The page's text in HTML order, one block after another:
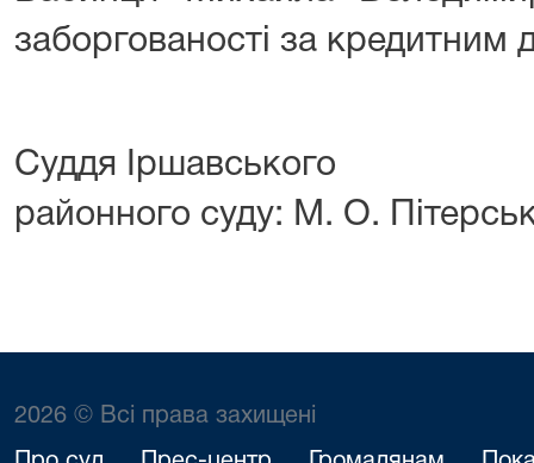
заборгованості за кредитним
Суддя Іршавського
районного суду: М. О.
2026 © Всі права захищені